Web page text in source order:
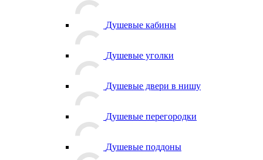
Душевые кабины
Душевые уголки
Душевые двери в нишу
Душевые перегородки
Душевые поддоны